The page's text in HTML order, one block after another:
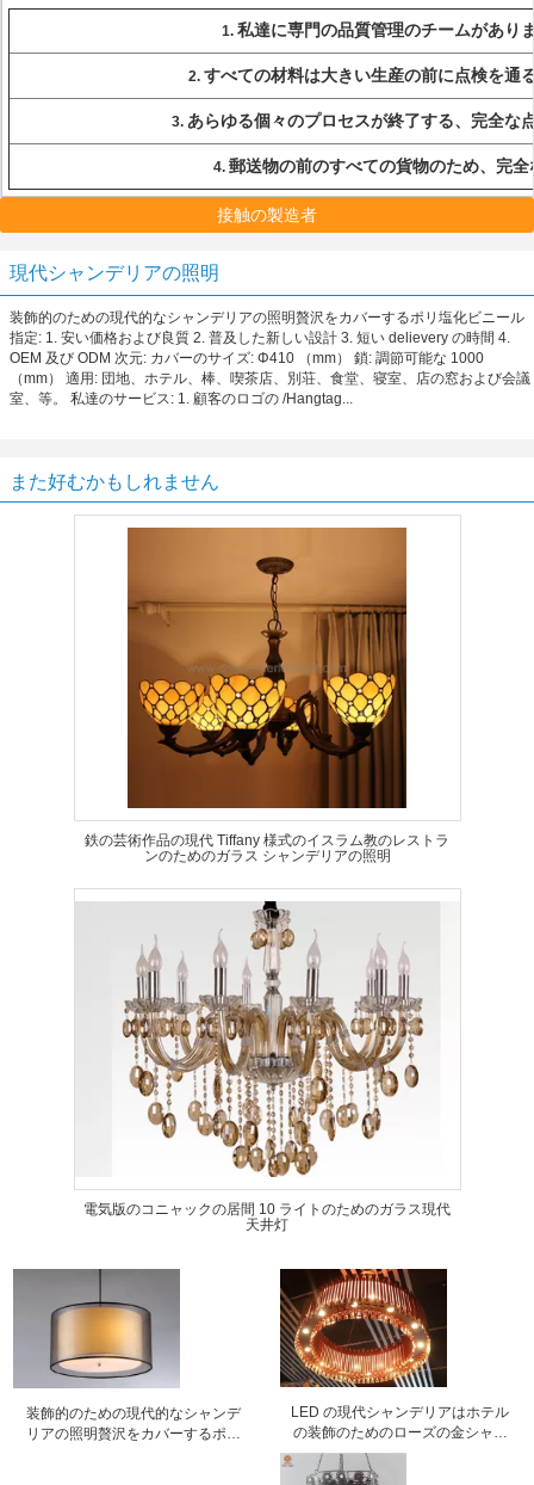
1. 私達に専門の品質管理のチームがあり
2. すべての材料は大きい生産の前に点検を通
3. あらゆる個々のプロセスが終了する、完全な
4. 郵送物の前のすべての貨物のため、完全
接触の製造者
現代シャンデリアの照明
装飾的のための現代的なシャンデリアの照明贅沢をカバーするポリ塩化ビニール
指定: 1. 安い価格および良質 2. 普及した新しい設計 3. 短い delievery の時間 4.
OEM 及び ODM 次元: カバーのサイズ: Φ410 （mm） 鎖: 調節可能な 1000
（mm） 適用: 団地、ホテル、棒、喫茶店、別荘、食堂、寝室、店の窓および会議
室、等。 私達のサービス: 1. 顧客のロゴの /Hangtag...
また好むかもしれません
鉄の芸術作品の現代 Tiffany 様式のイスラム教のレストラ
ンのためのガラス シャンデリアの照明
電気版のコニャックの居間 10 ライトのためのガラス現代
天井灯
装飾的のための現代的なシャンデ
リアの照明贅沢をカバーするポリ
LED の現代シャンデリアはホテル
の装飾のためのローズの金シャン
デリアをつけます